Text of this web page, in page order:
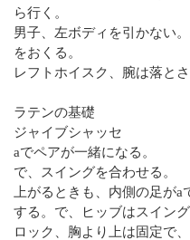
ら行く。
男子、左ボディを引かない
をおくる。
レフトホイスク、腕は落と
ラテンの基礎
ジャイブシャッセ
aでペアが一緒になる。
で、スイングを合わせる。
上がるときも、内側の足が
する。で、ヒッブはスイング
ロック、胸より上は固定で